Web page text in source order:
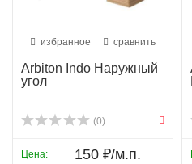
избранное сравнить
Arbiton Indo Наружный
угол
(0)
Цена: 150 ₽/м.п.